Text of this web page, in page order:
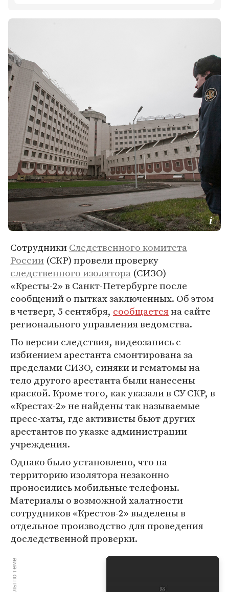
СотрудникиСледственного комитета
России (СКР) провели проверку
следственного изолятора (СИЗО)
«Кресты-2» в Санкт-Петербурге после
сообщений о пытках заключенных. Об этом
в четверг, 5 сентября, сообщаетсяна сайте
регионального управления ведомства.
По версии следствия, видеозапись с
избиением арестанта смонтирована за
пределами СИЗО, синяки и гематомы на
тело другого арестанта были нанесены
краской. Кроме того, как указали в СУ СКР, в
«Крестах-2» не найдены так называемые
пресс-хаты, где активисты бьют других
арестантов по указке администрации
учреждения.
Однако было установлено, что на
территорию изолятора незаконно
проносились мобильные телефоны.
Материалы о возможной халатности
сотрудников «Крестов-2» выделены в
отдельное производство для проведения
доследственной проверки.